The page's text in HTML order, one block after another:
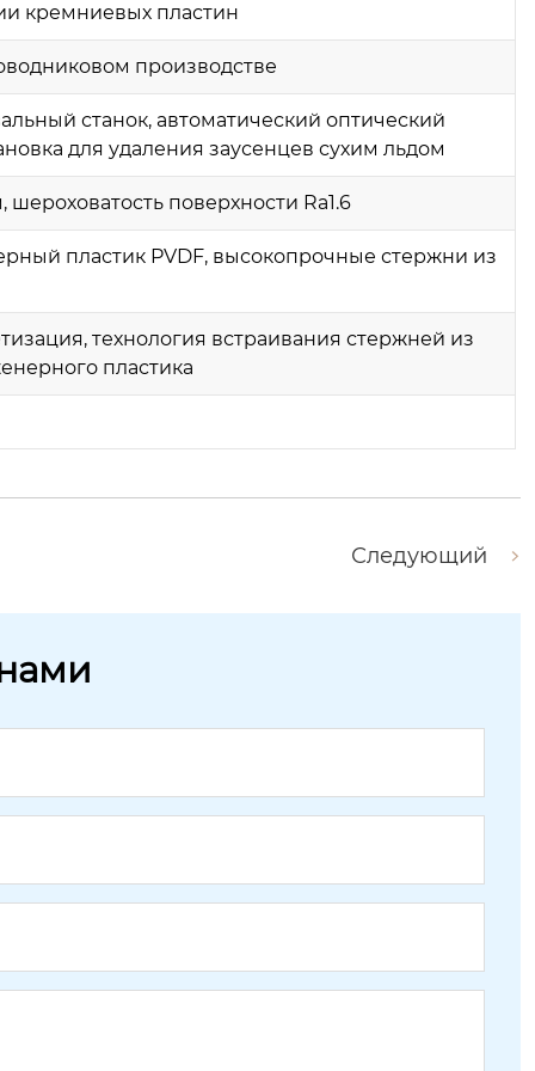
кремниевых пластин
производстве
станок, автоматический оптический
для удаления заусенцев сухим льдом
поверхности Ra1.6
пластик PVDF, высокопрочные стержни из
технология встраивания стержней из
пластика
Следующий